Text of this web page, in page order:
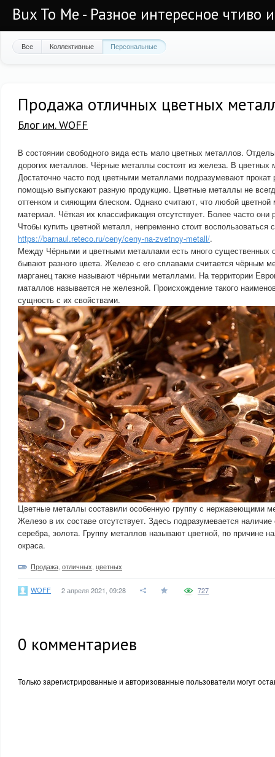
Bux To Me - Разное интересное чтиво
Все Коллективные Персональные
Продажа отличных цветных
Блог им. WOFF
В состоянии свободного вида есть мало цветных металлов.
дорогих металлов. Чёрные металлы состоят из железа. В цветных
Достаточно часто под цветными металлами подразумевают прокат
помощью выпускают разную продукцию. Цветные металлы не
оттенком и сияющим блеском. Однако считают, что любой цветной
материал. Чёткая их классификация отсутствует. Более часто они
Чтобы купить цветной металл, непременно стоит воспользоваться
https://barnaul.reteco.ru/ceny/ceny-na-zvetnoy-metall/.
Между Чёрными и цветными металлами есть много существенных
бывают разного цвета. Железо с его сплавами считается чёрным
марганец также называют чёрными металлами. На территории
маталлов называется не железной. Происхождение такого
сущность с их свойствами.
Цветные металлы составили особенную группу с нержавеющими
Железо в их составе отсутствует. Здесь подразумевается
серебра, золота. Группу металлов называют цветной, по причине
окраса.
Продажа отличных цветных
WOFF 2 апреля 2021, 09:28 727
0 комментариев
Только зарегистрированные и авторизованные пользователи могут